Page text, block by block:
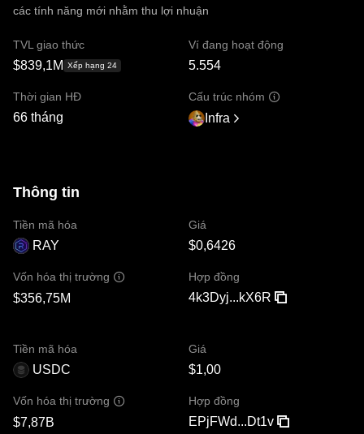
các tính năng mới nhằm thu lợi nhuận
TVL giao thức
$839,1M Xếp hạng 24
Ví đang hoạt động
5.554
Thời gian HĐ
66 tháng
Cấu trúc nhóm
Infra
Thông tin
Tiền mã hóa
RAY
Giá
$0,6426
Vốn hóa thị trường
$356,75M
Hợp đồng
4k3Dyj...kX6R
Tiền mã hóa
USDC
Giá
$1,00
Vốn hóa thị trường
$7,87B
Hợp đồng
EPjFWd...Dt1v